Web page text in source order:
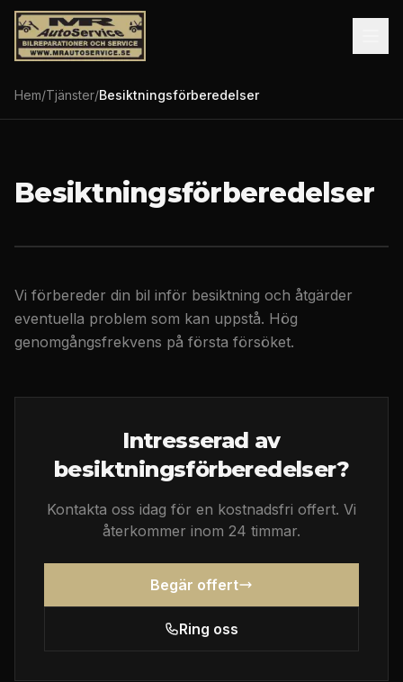
Hem/Tjänster/Besiktningsförberedelser
Besiktningsförberedelser
Vi förbereder din bil inför besiktning och åtgärder
eventuella problem som kan uppstå. Hög
genomgångsfrekvens på första försöket.
Intresserad av
besiktningsförberedelser?
Kontakta oss idag för en kostnadsfri offert. Vi
återkommer inom 24 timmar.
Begär offert
Ring oss